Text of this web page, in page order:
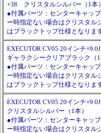
+38 クリスタルシルバー（1本）
●付属パーツ：センターキャッ
ー時指定ない場合はクリスタル
はブラックトップ仕様となり
EXECUTOR CV05 20インチ
ギャラクシークリアブラック（1
●付属パーツ：センターキャッ
ー時指定ない場合はクリスタル
はブラックトップ仕様となり
EXECUTOR CV05 20インチ
クリスタルシルバー（1本）
●付属パーツ：センターキャッ
ー時指定ない場合はクリスタル